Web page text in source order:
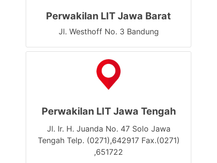
Perwakilan LIT Jawa Barat
Jl. Westhoff No. 3 Bandung
Perwakilan LIT Jawa Tengah
Jl. Ir. H. Juanda No. 47 Solo Jawa
Tengah Telp. (0271),642917 Fax.(0271)
,651722